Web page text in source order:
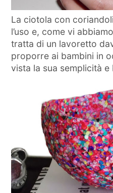
La ciotola con
l’uso e, come vi
tratta di un lavoretto
proporre ai bambini in
vista la sua semplicità e